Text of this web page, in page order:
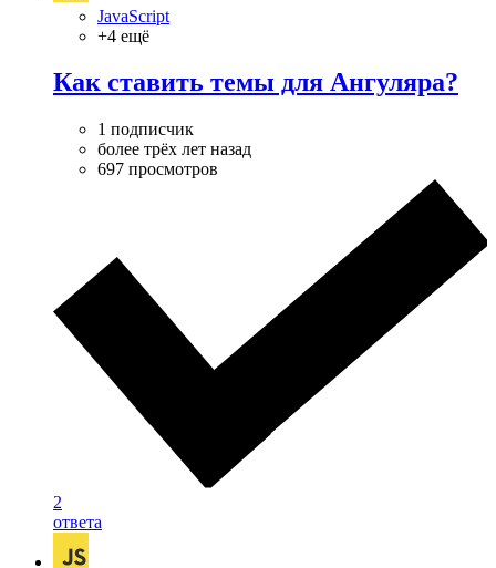
JavaScript
+4 ещё
Как ставить темы для Ангуляра?
1 подписчик
более трёх лет назад
697 просмотров
2
ответа